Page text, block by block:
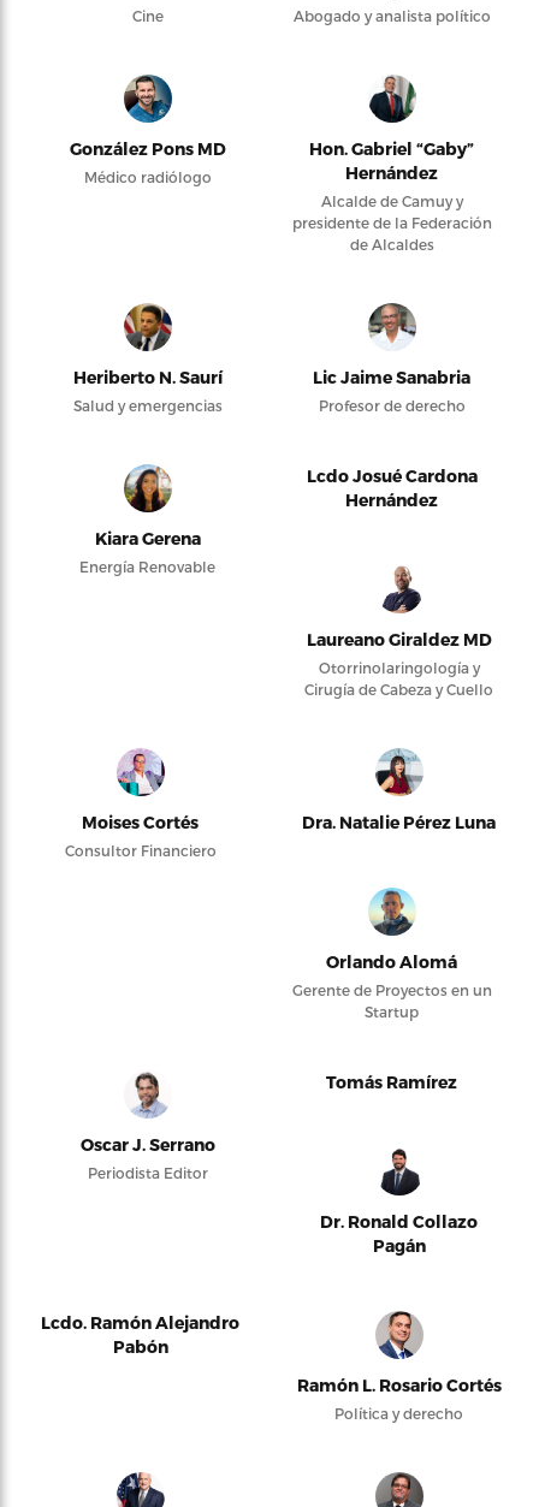
Cine Abogado y analista político
González Pons MD
Médico radiólogo
Hon. Gabriel “Gaby”
Hernández
Alcalde de Camuy y
presidente de la Federación
de Alcaldes
Heriberto N. Saurí
Salud y emergencias
Lic Jaime Sanabria
Profesor de derecho
Kiara Gerena
Energía Renovable
Lcdo Josué Cardona
Hernández
Laureano Giraldez MD
Otorrinolaringología y
Cirugía de Cabeza y Cuello
Moises Cortés
Consultor Financiero
Dra. Natalie Pérez Luna
Orlando Alomá
Gerente de Proyectos en un
Startup
Oscar J. Serrano
Periodista Editor
Tomás Ramírez
Dr. Ronald Collazo
Pagán
Lcdo. Ramón Alejandro
Pabón
Ramón L. Rosario Cortés
Política y derecho